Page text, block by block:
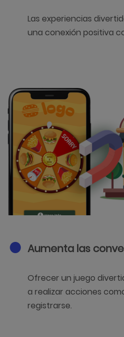
Las experiencias
una conexión positiva
Aumenta las
Ofrecer un juego
a realizar acciones
registrarse.